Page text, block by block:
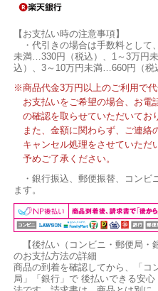
【お支払い時の注意事項】
・代引きの場合は手数料として
未満…330円（税込）、1～3万円
込）、3～10万円未満…660円（税
※商品代金3万円以上のご利用で
お支払いをご希望の場合、お電
の確認を取らせていただいてお
また、金額に関わらず、ご連絡
キャンセル処理をさせていただ
予めご了承ください。
・銀行振込、郵便振替、コンビ
ます。
【後払い（コンビニ・郵便局・
のお支払方法の詳細
商品の到着を確認してから、「コ
局」「銀行」で 後払いできる安